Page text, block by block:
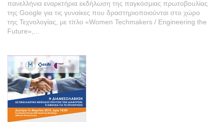
Ενέργεια
Περιβάλλον
Παιδεία
Πολιτικά σχόλια
Φωτογραφίες
Επαγγελματικές
Προσωπικές
πανελλήνια εναρκτήρια εκδήλωση της παγκόσμιας πρωτοβουλίας
της Google για τις γυναίκες που δραστηριοποιούνται στο χώρο
της Τεχνολογίας, με τίτλο «Women Techmakers / Engineering the
Future»,...